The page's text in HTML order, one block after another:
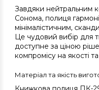
Завдяки нейтральним
Сонома, полиця
мінімалістичним,
Це чудовий вибір для
доступне за ціною
компромісу на якості
Матеріал та якість